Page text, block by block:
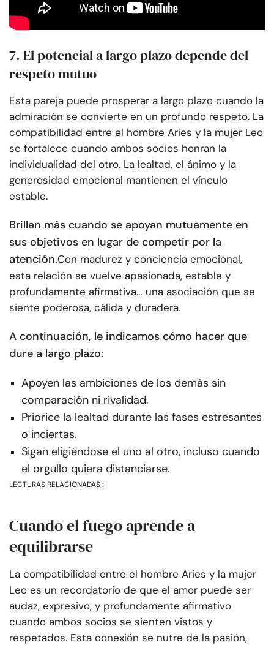
7. El potencial a largo plazo depende del
respeto mutuo
Esta pareja puede prosperar a largo plazo cuando la
admiración se convierte en un profundo respeto. La
compatibilidad entre el hombre Aries y la mujer Leo
se fortalece cuando ambos socios honran la
individualidad del otro. La lealtad, el ánimo y la
generosidad emocional mantienen el vínculo
estable.
Brillan más cuando se apoyan mutuamente en
sus objetivos en lugar de competir por la
atención.Con madurez y conciencia emocional,
esta relación se vuelve apasionada, estable y
profundamente afirmativa… una asociación que se
siente poderosa, cálida y duradera.
A continuación, le indicamos cómo hacer que
dure a largo plazo:
Apoyen las ambiciones de los demás sin
comparación ni rivalidad.
Priorice la lealtad durante las fases estresantes
o inciertas.
Sigan eligiéndose el uno al otro, incluso cuando
el orgullo quiera distanciarse.
LECTURAS RELACIONADAS :
Cuando el fuego aprende a
equilibrarse
La compatibilidad entre el hombre Aries y la mujer
Leo es un recordatorio de que el amor puede ser
audaz, expresivo, y profundamente afirmativo
cuando ambos socios se sienten vistos y
respetados. Esta conexión se nutre de la pasión,